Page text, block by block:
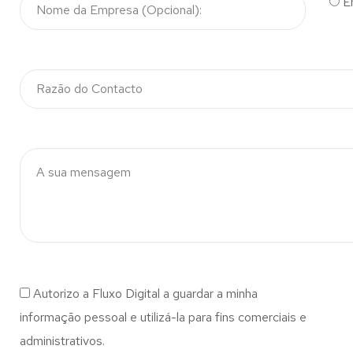
Autorizo a Fluxo Digital a guardar a minha
informação pessoal e utilizá-la para fins comerciais e
administrativos.